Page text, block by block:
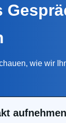
wie wir
aufnehmen